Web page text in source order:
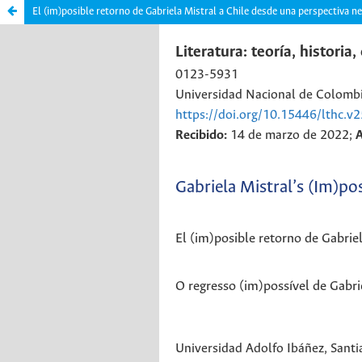
El (im)posible retorno de Gabriela Mistral a Chile desde una perspectiva